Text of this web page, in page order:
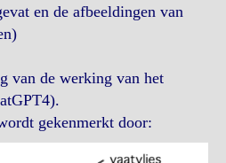
en de afbeeldingen van
van de werking van het
gekenmerkt door: